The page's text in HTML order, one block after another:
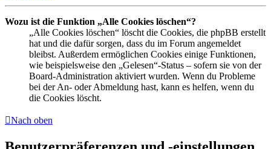
Wozu ist die Funktion „Alle Cookies löschen“?
„Alle Cookies löschen“ löscht die Cookies, die phpBB erstellt
hat und die dafür sorgen, dass du im Forum angemeldet
bleibst. Außerdem ermöglichen Cookies einige Funktionen,
wie beispielsweise den „Gelesen“-Status – sofern sie von der
Board-Administration aktiviert wurden. Wenn du Probleme
bei der An- oder Abmeldung hast, kann es helfen, wenn du
die Cookies löscht.
Nach oben